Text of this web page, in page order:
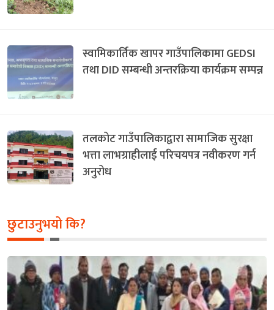
स्वामिकार्तिक खापर गाउँपालिकामा GEDSI
तथा DID सम्बन्धी अन्तरक्रिया कार्यक्रम सम्पन्न
तलकोट गाउँपालिकाद्वारा सामाजिक सुरक्षा
भत्ता लाभग्राहीलाई परिचयपत्र नवीकरण गर्न
अनुरोध
छुटाउनुभयो कि?